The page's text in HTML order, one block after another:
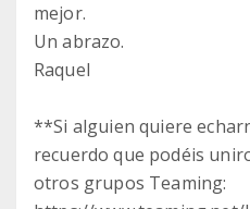
mejor.
Un abrazo.
Raquel
**Si alguien quiere
recuerdo que podéis
otros grupos Teaming: